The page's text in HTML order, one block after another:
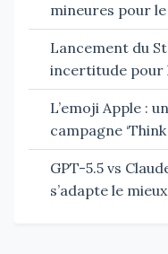
mineures pour
Lancement du
incertitude pour
L’emoji Apple :
campagne
GPT-5.5 vs
s’adapte le